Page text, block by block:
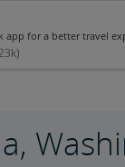
Contenido
Navegación